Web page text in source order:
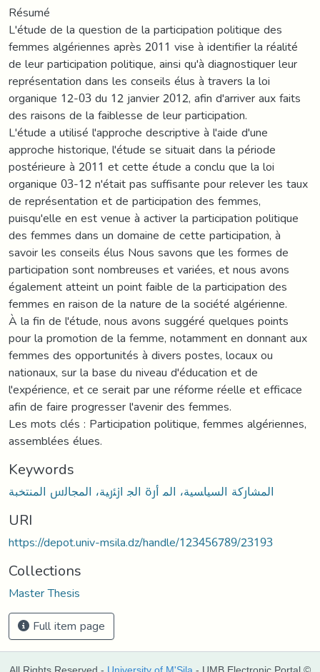
Résumé
L'étude de la question de la participation politique des
femmes algériennes après 2011 vise à identifier la réalité
de leur participation politique, ainsi qu'à diagnostiquer leur
représentation dans les conseils élus à travers la loi
organique 12-03 du 12 janvier 2012, afin d'arriver aux faits
des raisons de la faiblesse de leur participation.
L'étude a utilisé l'approche descriptive à l'aide d'une
approche historique, l'étude se situait dans la période
postérieure à 2011 et cette étude a conclu que la loi
organique 03-12 n'était pas suffisante pour relever les taux
de représentation et de participation des femmes,
puisqu'elle en est venue à activer la participation politique
des femmes dans un domaine de cette participation, à
savoir les conseils élus Nous savons que les formes de
participation sont nombreuses et variées, et nous avons
également atteint un point faible de la participation des
femmes en raison de la nature de la société algérienne.
À la fin de l'étude, nous avons suggéré quelques points
pour la promotion de la femme, notamment en donnant aux
femmes des opportunités à divers postes, locaux ou
nationaux, sur la base du niveau d'éducation et de
l'expérience, et ce serait par une réforme réelle et efficace
afin de faire progresser l'avenir des femmes.
Les mots clés : Participation politique, femmes algériennes,
assemblées élues.
Keywords
اﻟﻤﺸﺎرﻛﺔ اﻟﺴﯿﺎﺴﯿﺔ، اﻟﻤ أرة اﻟﺠ ازﺌرﯿﺔ، اﻟﻤﺠﺎﻟس اﻟﻤﻨﺘﺨﺒﺔ
URI
https://depot.univ-msila.dz/handle/123456789/23193
Collections
Master Thesis
Full item page